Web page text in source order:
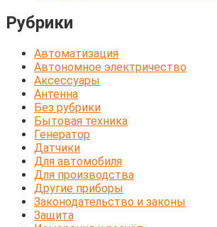
Рубрики
Автоматизация
Автономное электричество
Аксессуары
Антенна
Без рубрики
Бытовая техника
Генератор
Датчики
Для автомобиля
Для производства
Другие приборы
Законодательство и законы
Защита